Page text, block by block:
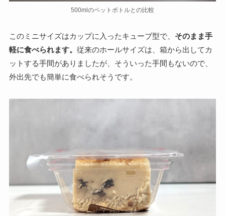
500mlのペットボトルとの比較
このミニサイズはカップに入ったキューブ型で、 そのまま手
軽に食べられます。 従来のホールサイズは、箱から出してカ
ットする手間がありましたが、そういった手間もないので、
外出先でも簡単に食べられそうです。